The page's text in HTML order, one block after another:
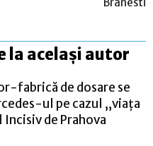
la același autor
fabrică de dosare se
ul pe cazul „viața
de Prahova